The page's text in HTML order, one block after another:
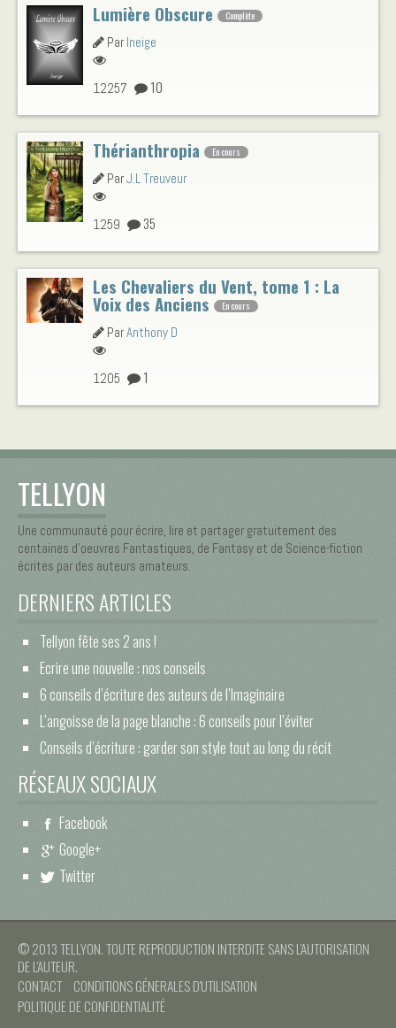
Lumière Obscure Complète
ParIneige
12257 10
Thérianthropia En cours
ParJ.L Treuveur
1259 35
Les Chevaliers du Vent, tome 1 : La
Voix des Anciens En cours
ParAnthony D
1205 1
TELLYON
Une communauté pour écrire, lire et partager gratuitement des
centaines d’oeuvres Fantastiques, de Fantasy et de Science-fiction
écrites par des auteurs amateurs.
DERNIERS ARTICLES
Tellyon fête ses 2 ans !
Ecrire une nouvelle : nos conseils
6 conseils d’écriture des auteurs de l’Imaginaire
L’angoisse de la page blanche : 6 conseils pour l’éviter
Conseils d’écriture : garder son style tout au long du récit
RÉSEAUX SOCIAUX
Facebook
Google+
Twitter
© 2013 TELLYON. TOUTE REPRODUCTION INTERDITE SANS L'AUTORISATION
DE L'AUTEUR.
CONTACT
CONDITIONS GÉNERALES D'UTILISATION
POLITIQUE DE CONFIDENTIALITÉ